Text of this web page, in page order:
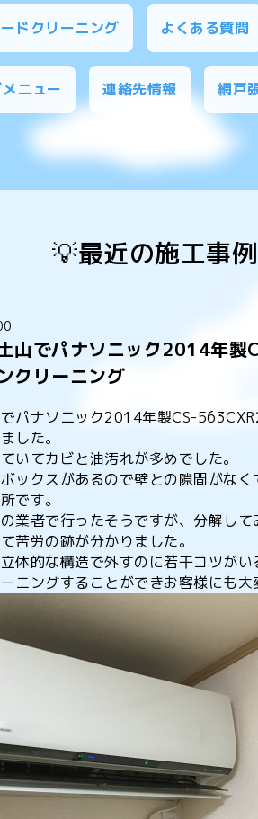
ドクリーニング よくある質問
ニュー 連絡先情報 網戸
💡最近の施工事例
山でパナソニック2014年
クリーニング
パナソニック2014年製CS-
した。
いてカビと油汚れが多めでした。
ックスがあるので壁との隙間がなく
です。
業者で行ったそうですが、分解し
苦労の跡が分かりました。
体的な構造で外すのに若干コツがい
ニングすることができお客様にも大